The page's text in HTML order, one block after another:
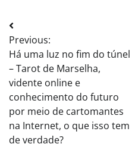
Post
navigation
Previous:
Há uma luz no fim do túnel
– Tarot de Marselha,
vidente online e
conhecimento do futuro
por meio de cartomantes
na Internet, o que isso tem
de verdade?